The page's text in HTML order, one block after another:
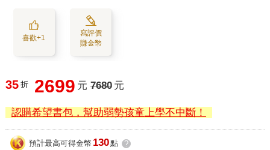
喜歡+1
寫評價
賺金幣
35 折 2699 元 7680 元
認購希望書包，幫助弱勢孩童上學不中斷！
預計最高可得金幣 130點 ?